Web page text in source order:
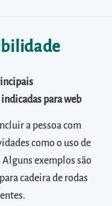
para web
a pessoa com
como o uso de
exemplos são
cadeira de rodas